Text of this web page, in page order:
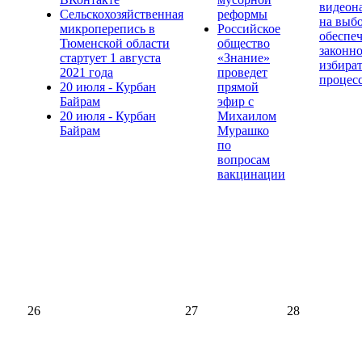
Сельскохозяйственная
микроперепись в
Тюменской области
стартует 1 августа
2021 года
20 июля - Курбан
Байрам
20 июля - Курбан
Байрам
реформы
Российское
общество
«Знание»
проведет
прямой
эфир с
Михаилом
Мурашко
по
вопросам
вакцинации
на
26 27 28